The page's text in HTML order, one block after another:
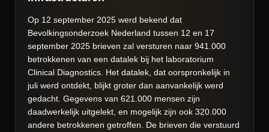
Op 12 september 2025 werd bekend dat
Bevolkingsonderzoek Nederland tussen 12 en 17
september 2025 brieven zal versturen naar 941.000
betrokkenen van een datalek bij het laboratorium
Clinical Diagnostics. Het datalek, dat oorspronkelijk in
juli werd ontdekt, blijkt groter dan aanvankelijk werd
gedacht. Gegevens van 621.000 mensen zijn
daadwerkelijk uitgelekt, en mogelijk zijn ook 320.000
andere betrokkenen getroffen. De brieven die verstuurd